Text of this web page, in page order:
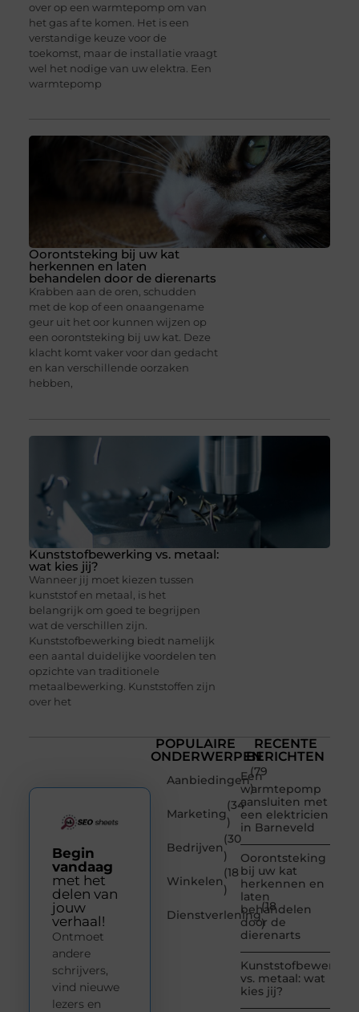
over op een warmtepomp om van
het gas af te komen. Het is een
verstandige keuze voor de
toekomst, maar de installatie vraagt
wel het nodige van uw elektra. Een
warmtepomp
Oorontsteking bij uw kat
herkennen en laten
behandelen door de dierenarts
Krabben aan de oren, schudden
met de kop of een onaangename
geur uit het oor kunnen wijzen op
een oorontsteking bij uw kat. Deze
klacht komt vaker voor dan gedacht
en kan verschillende oorzaken
hebben,
Kunststofbewerking vs. metaal:
wat kies jij?
Wanneer jij moet kiezen tussen
kunststof en metaal, is het
belangrijk om goed te begrijpen
wat de verschillen zijn.
Kunststofbewerking biedt namelijk
een aantal duidelijke voordelen ten
opzichte van traditionele
metaalbewerking. Kunststoffen zijn
over het
POPULAIRE
ONDERWERPEN
Aanbiedingen
(79
)
Marketing
(34
)
Bedrijven
(30
)
Winkelen
(18
)
Dienstverlening
(18
)
RECENTE
BERICHTEN
Een
warmtepomp
aansluiten met
een elektricien
in Barneveld
Oorontsteking
bij uw kat
herkennen en
laten
behandelen
door de
dierenarts
vs. metaal: wat
kies jij?
Begin
vandaag
met het
delen van
jouw
verhaal!
Ontmoet
andere
schrijvers,
vind nieuwe
lezers en